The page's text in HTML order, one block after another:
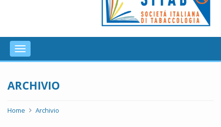
Toggle
navigation
ARCHIVIO
Home Archivio